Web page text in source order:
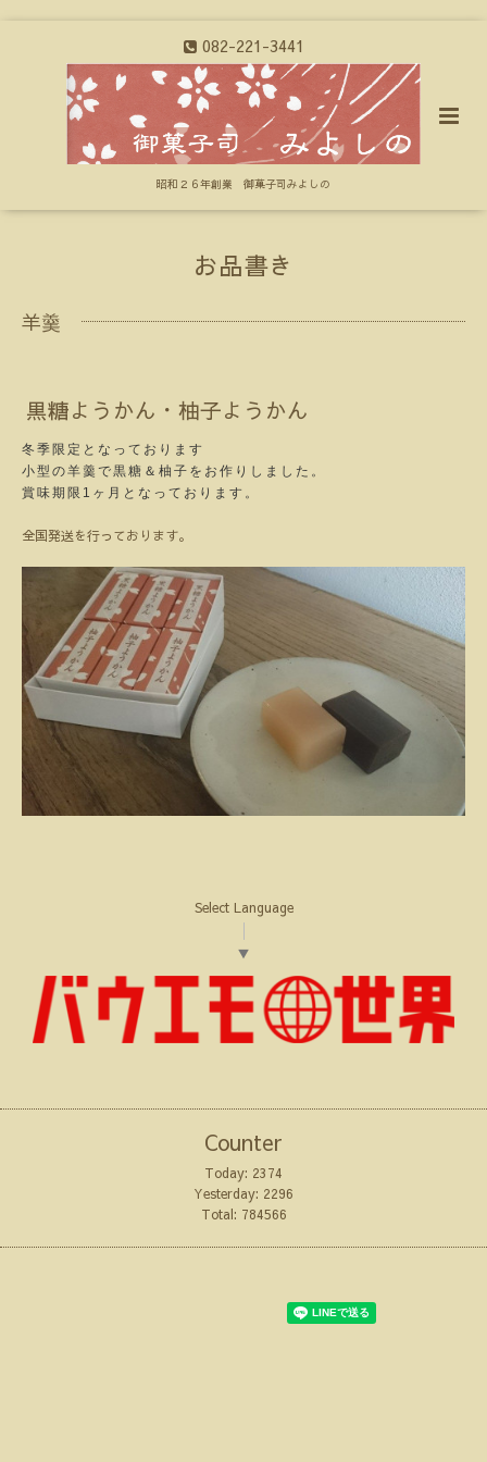
082-221-3441
昭和２６年創業 御菓子司みよしの
お品書き
羊羹
黒糖ようかん・柚子ようかん
冬季限定となっております
小型の羊羹で黒糖＆柚子をお作りしました。
賞味期限1ヶ月となっております。
全国発送を行っております。
Select Language
▼
Counter
Today: 2374
Yesterday: 2296
Total: 784566